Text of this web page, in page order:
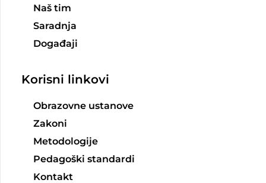
Naš tim
Saradnja
Događaji
Korisni linkovi
Obrazovne ustanove
Zakoni
Metodologije
Pedagoški standardi
Kontakt